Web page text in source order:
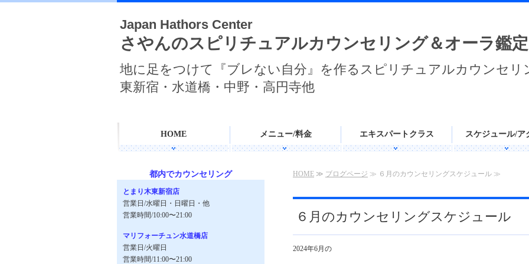
Japan Hathors Center
さやんのスピリチュアルカウンセリング＆オーラ鑑定
地に足をつけて『ブレない自分』を作るスピリチュアルカウンセリ
東新宿・水道橋・中野・高円寺他
HOME メニュー/料金 エキスパートクラス スケジュール/ア
HOME ≫ ブログページ ≫ ６月のカウンセリングスケジュール ≫
６月のカウンセリングスケジュール
2024年6月の
都内でカウンセリング
とまり木東新宿店
営業日/水曜日・日曜日・他
営業時間/10:00〜21:00
マリフォーチュン水道橋店
営業日/火曜日
営業時間/11:00〜21:00